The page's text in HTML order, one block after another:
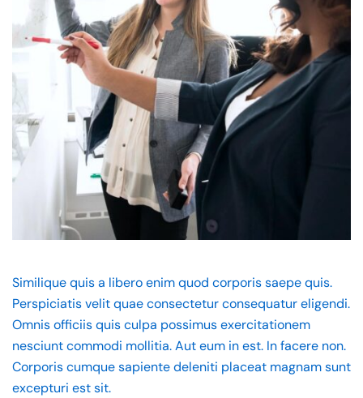
Similique quis a libero enim quod corporis saepe quis.
Perspiciatis velit quae consectetur consequatur eligendi.
Omnis officiis quis culpa possimus exercitationem
nesciunt commodi mollitia. Aut eum in est. In facere non.
Corporis cumque sapiente deleniti placeat magnam sunt
excepturi est sit.